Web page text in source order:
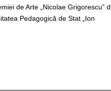
de Arte „Nicolae Grigorescu”
Pedagogică de Stat „Ion